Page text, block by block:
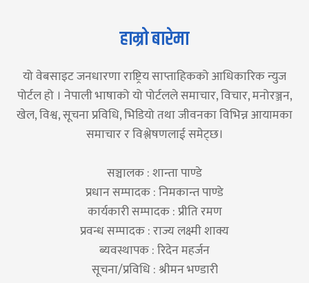
हाम्रो बारेमा
यो वेबसाइट जनधारणा राष्ट्रिय साप्ताहिकको आधिकारिक न्युज
पोर्टल हो । नेपाली भाषाको यो पोर्टलले समाचार, विचार, मनोरञ्जन,
खेल, विश्व, सूचना प्रविधि, भिडियो तथा जीवनका विभिन्न आयामका
समाचार र विश्लेषणलाई समेट्छ।
सञ्चालक : शान्ता पाण्डे
प्रधान सम्पादक : निमकान्त पाण्डे
कार्यकारी सम्पादक : प्रीति रमण
प्रवन्ध सम्पादक : राज्य लक्ष्मी शाक्य
ब्यवस्थापक : रिदेन महर्जन
सूचना/प्रविधि : श्रीमन भण्डारी